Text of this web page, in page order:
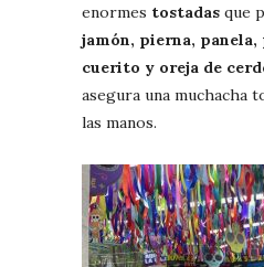
enormes tostadas que
jamón, pierna,
cuerito y oreja de
asegura una muchacha
las manos.